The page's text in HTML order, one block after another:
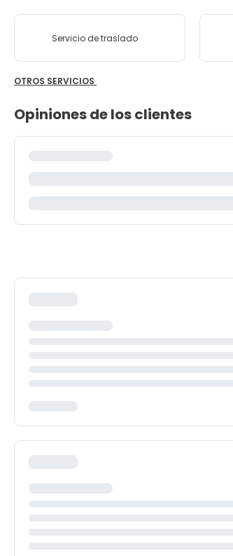
Servicio de traslado
OTROS SERVICIOS
Opiniones de los clientes